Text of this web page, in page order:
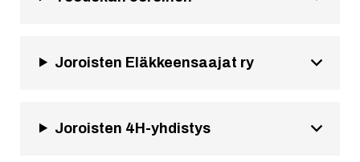
Joroisten Eläkkeensaajat ry
Joroisten 4H-yhdistys